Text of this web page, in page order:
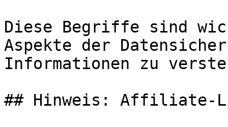
Diese Begriffe sind
Aspekte der
Informationen zu
## Hinweis: Affiliate-